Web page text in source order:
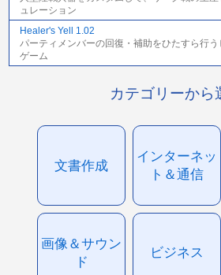
ュレーション
Healer's Yell 1.02
パーティメンバーの回復・補助をひたすら行
ゲーム
カテゴリーから
文書作成
インターネッ
ト＆通信
画像＆サウン
ド
ビジネス